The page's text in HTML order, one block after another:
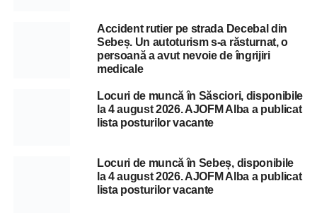
Accident rutier pe strada Decebal din
Sebeș. Un autoturism s-a răsturnat, o
persoană a avut nevoie de îngrijiri
medicale
Locuri de muncă în Săsciori, disponibile
la 4 august 2026. AJOFM Alba a publicat
lista posturilor vacante
Locuri de muncă în Sebeș, disponibile
la 4 august 2026. AJOFM Alba a publicat
lista posturilor vacante